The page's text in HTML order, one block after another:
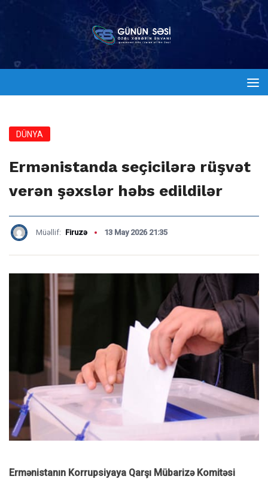
DÜNYA
Ermənistanda seçicilərə rüşvət
verən şəxslər həbs edildilər
Müəllif: Firuzə 13 May 2026 21:35
Ermənistanın Korrupsiyaya Qarşı Mübarizə Komitəsi